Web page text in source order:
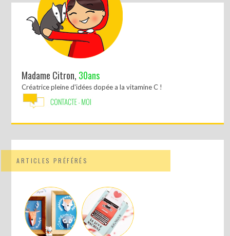
Madame Citron, 30ans
Créatrice pleine d'idées dopée a la vitamine C !
ARTICLES PRÉFÉRÉS